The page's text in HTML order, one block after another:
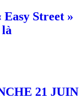
Easy Street »
là
21 JUIN